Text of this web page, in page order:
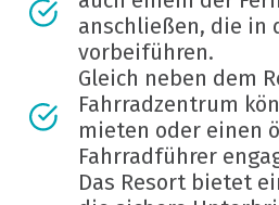
anschließen, die in
vorbeiführen.
Gleich neben dem
Fahrradzentrum
mieten oder einen
Fahrradführer
Das Resort bietet